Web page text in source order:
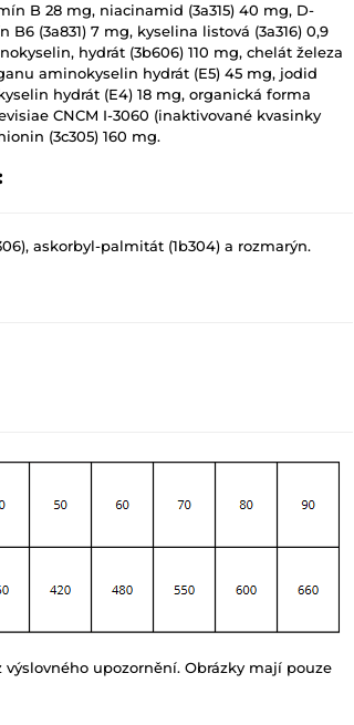
B 28 mg, niacinamid (3a315) 40 mg, D-
(3a831) 7 mg, kyselina listová (3a316) 0,9
hydrát (3b606) 110 mg, chelát železa
aminokyselin hydrát (E5) 45 mg, jodid
hydrát (E4) 18 mg, organická forma
CNCM I-3060 (inaktivované kvasinky
(3c305) 160 mg.
askorbyl-palmitát (1b304) a rozmarýn.
upozornění. Obrázky mají pouze